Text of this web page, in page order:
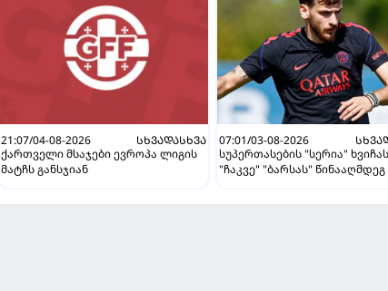
21:07/04-08-2026
ᲡᲮᲕᲐᲓᲐᲡᲮᲕᲐ
ქართველი მსაჯები ევროპა ლიგის
მატჩს განსჯიან
07:01/03-08-2026
სუპერთასების "სერია"
"ჩაკვე" "ბარსას"